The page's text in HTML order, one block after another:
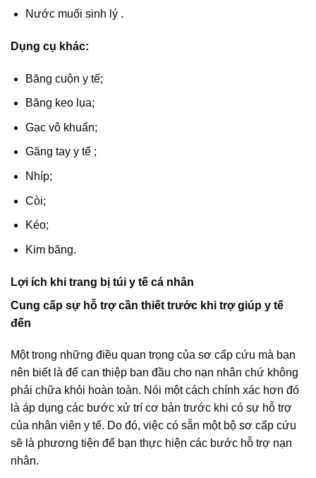
Nước muối sinh lý .
Dụng cụ khác:
Băng cuộn y tế;
Băng keo lụa;
Gạc vô khuẩn;
Găng tay y tế ;
Nhíp;
Còi;
Kéo;
Kim băng.
Lợi ích khi trang bị túi y tế cá nhân
Cung cấp sự hỗ trợ cần thiết trước khi trợ giúp y tế
đến
Một trong những điều quan trọng của sơ cấp cứu mà bạn
nên biết là để can thiệp ban đầu cho nạn nhân chứ không
phải chữa khỏi hoàn toàn. Nói một cách chính xác hơn đó
là áp dụng các bước xử trí cơ bản trước khi có sự hỗ trợ
của nhân viên y tế. Do đó, việc có sẵn một bộ sơ cấp cứu
sẽ là phương tiện để bạn thực hiện các bước hỗ trợ nạn
nhân.